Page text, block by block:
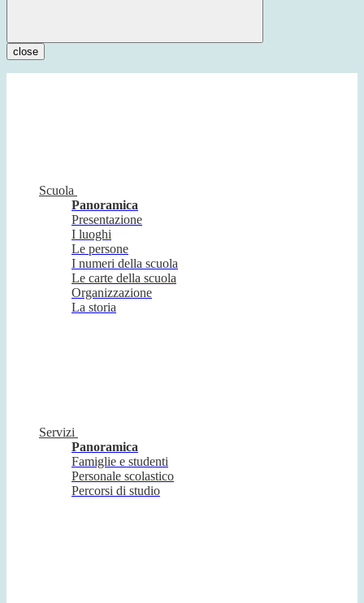
close
Scuola
Panoramica
Presentazione
I luoghi
Le persone
I numeri della scuola
Le carte della scuola
Organizzazione
La storia
Servizi
Panoramica
Famiglie e studenti
Personale scolastico
Percorsi di studio